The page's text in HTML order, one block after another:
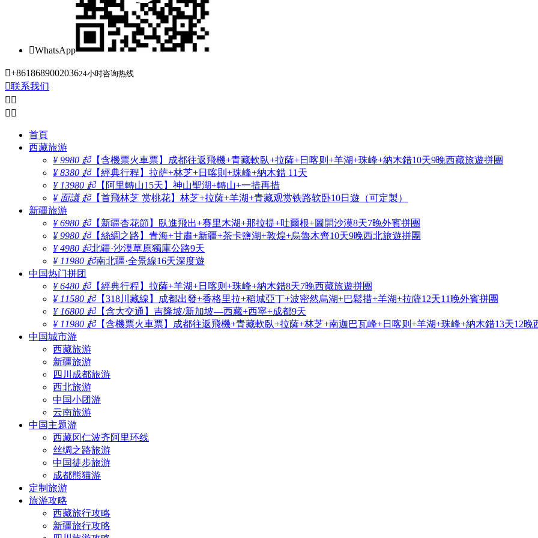
WhatsApp
+861868900203624小时咨询热线
联系我们
 
 
首頁
西藏旅游
¥ 9980 起【含機票火車票】成都往返飛機+青藏軟臥+拉薩+日喀则+羊湖+珠峰+納木錯10天9晚西藏旅遊拼團
¥ 8380 起【經典行程】拉萨+林芝+日喀則+珠峰+納木錯 11天
¥ 13980 起【阿里轉山15天】神山聖湖+轉山+一措再措
¥ 面議 起【首飛林芝 赏桃花】林芝+拉薩+羊湖+青藏观赏铁路软卧10日遊（可定製）
新疆旅游
¥ 6980 起【新疆杏花節】臥進飛出+賽里木湖+那拉提+吐爾根+圖開沙漠8天7晚外賓拼團
¥ 9980 起【絲綢之路】青海+甘肅+新疆+茶卡鹽湖+敦煌+烏魯木齊10天9晚西北旅遊拼團
¥ 4980 起北疆·沙漠草原獨庫公路9天
¥ 11980 起南北疆·全景線16天深度遊
中国热门拼团
¥ 6480 起【經典行程】拉薩+羊湖+日喀则+珠峰+納木錯8天7晚西藏旅遊拼團
¥ 11580 起【318川藏線】成都出發+香格里拉+稻城亞丁+波密然烏湖+巴鬆措+羊湖+拉薩12天11晚外賓拼團
¥ 16800 起【含大交通】吉隆坡/新加坡—西藏+西寧+成都9天
¥ 11980 起【含機票火車票】成都往返飛機+青藏軟臥+拉薩+林芝+南迦巴瓦峰+日喀则+羊湖+珠峰+納木錯13天12晚
中国城市游
西藏旅游
新疆旅游
四川成都旅游
西北旅游
中国小团游
云南旅游
中国主题游
西藏冈仁波齐阿里环线
丝绸之路旅游
中国徒步旅游
成都熊猫游
定制旅游
旅游攻略
西藏旅行攻略
新疆旅行攻略